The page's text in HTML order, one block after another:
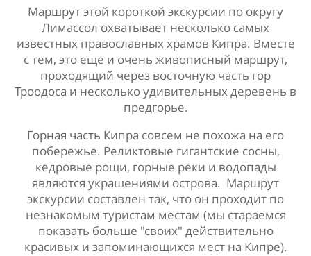
Маршрут этой короткой экскурсии по округу
Лимассол охватывает несколько самых
известных православных храмов Кипра. Вместе
с тем, это еще и очень живописный маршрут,
проходящий через восточную часть гор
Троодоса и несколько удивительных деревень в
предгорье.
Горная часть Кипра совсем не похожа на его
побережье. Реликтовые гигантские сосны,
кедровые рощи, горные реки и водопады
являются украшениями острова. Маршрут
экскурсии составлен так, что он проходит по
незнакомым туристам местам (мы стараемся
показать больше "своих" действительно
красивых и запоминающихся мест на Кипре).